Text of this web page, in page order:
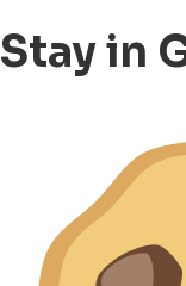
Stay in